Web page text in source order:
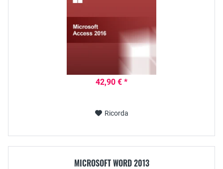
42,90 € *
Ricorda
MICROSOFT WORD 2013